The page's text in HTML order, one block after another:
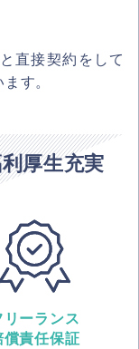
直接契約をして
す。
厚生充実
リーランス
償責任保証